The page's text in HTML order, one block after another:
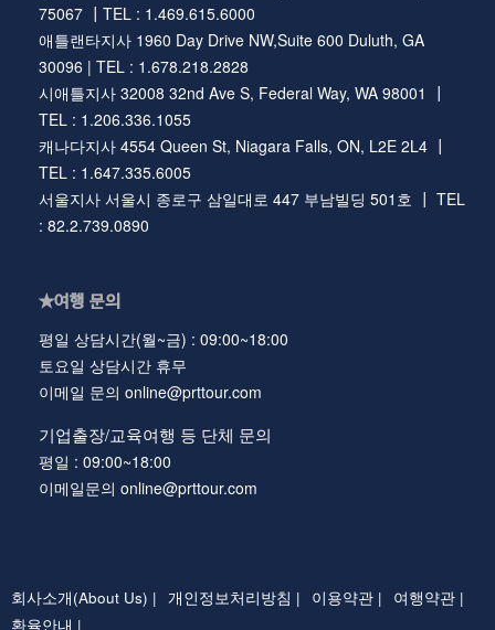
75067 ┃TEL : 1.469.615.6000
애틀랜타지사 1960 Day Drive NW,Suite 600 Duluth, GA
30096 | TEL : 1.678.218.2828
시애틀지사 32008 32nd Ave S, Federal Way, WA 98001 ┃
TEL : 1.206.336.1055
캐나다지사 4554 Queen St, Niagara Falls, ON, L2E 2L4 ┃
TEL : 1.647.335.6005
서울지사 서울시 종로구 삼일대로 447 부남빌딩 501호 ┃ TEL
: 82.2.739.0890
★여행 문의
평일 상담시간(월~금) : 09:00~18:00
토요일 상담시간 휴무
이메일 문의 online@prttour.com
기업출장/교육여행 등 단체 문의
평일 : 09:00~18:00
이메일문의 online@prttour.com
회사소개(About Us) | 개인정보처리방침 | 이용약관 |
여행약관 |
환율안내 |